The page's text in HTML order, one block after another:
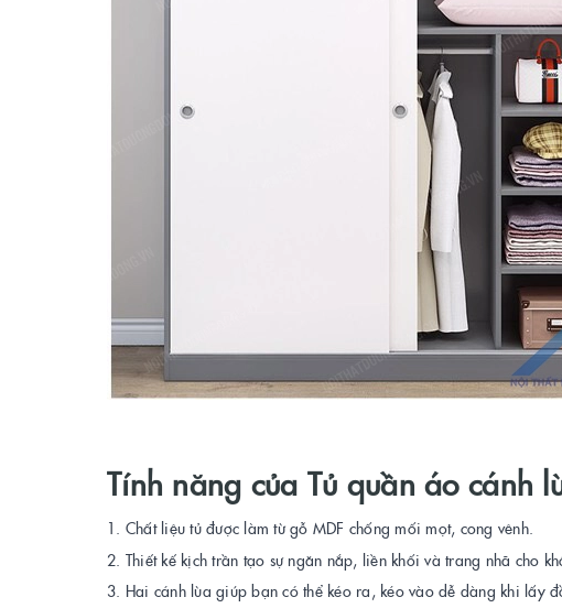
Tính năng của Tủ quần áo cánh
Chất liệu tủ được làm từ gỗ MDF chống mối mọt, cong vênh.
Thiết kế kịch trần tạo sự ngăn nắp, liền khối và trang nhã cho
Hai cánh lùa giúp bạn có thể kéo ra, kéo vào dễ dàng khi lấy